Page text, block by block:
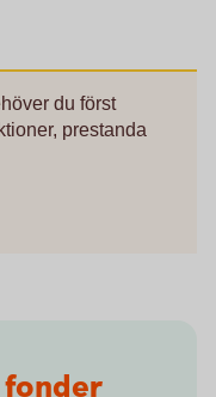
du först
prestanda
fonder